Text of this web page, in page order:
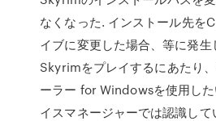
なくなった. インストール先を
イブに変更した場合、等に発生
Skyrimをプレイするにあたり
ーラー for Windowsを使用し
イスマネージャーでは認識し